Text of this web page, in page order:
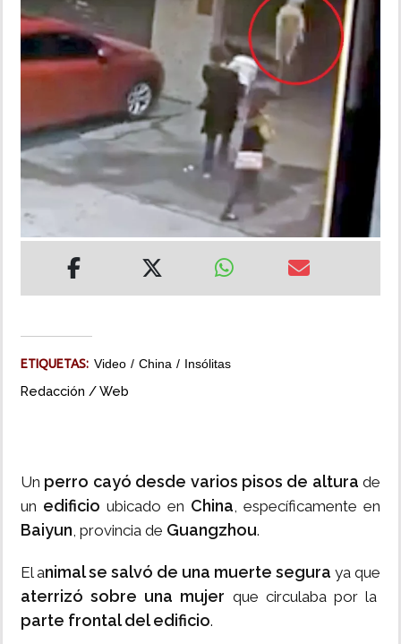
DEPORTES
INSÓLITAS
MULTIMEDIA
IMPRESO
ETIQUETAS: Video China Insólitas
Redacción / Web
Un perro cayó desde varios pisos de altura de
un edificio ubicado en China, específicamente en
Baiyun, provincia de Guangzhou.
El animal se salvó de una muerte segura ya que
aterrizó sobre una mujer que circulaba por la
parte frontal del edificio.